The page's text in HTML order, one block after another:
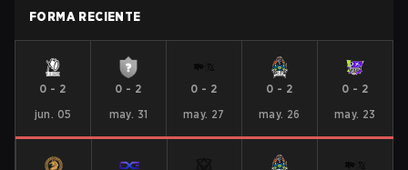
FORMA RECIENTE
0 - 2
jun. 05
0 - 2
may. 31
0 - 2
may. 27
0 - 2
may. 26
0 - 2
may. 23